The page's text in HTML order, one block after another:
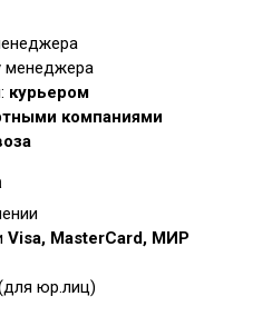
менеджера
курьером
компаниями
Visa, MasterCard, МИР
юр.лиц)